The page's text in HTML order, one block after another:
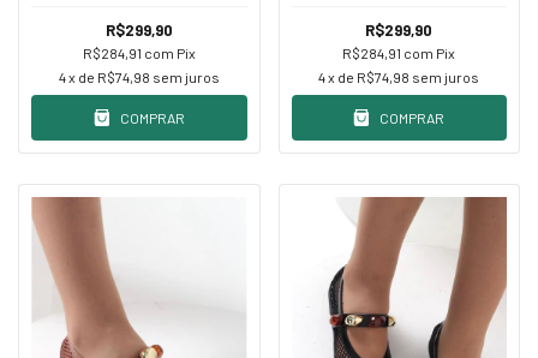
R$299,90
R$284,91 com Pix
4x de R$74,98 sem juros
COMPRAR
R$299,90
R$284,91 com Pix
4x de R$74,98 sem juros
COMPRAR